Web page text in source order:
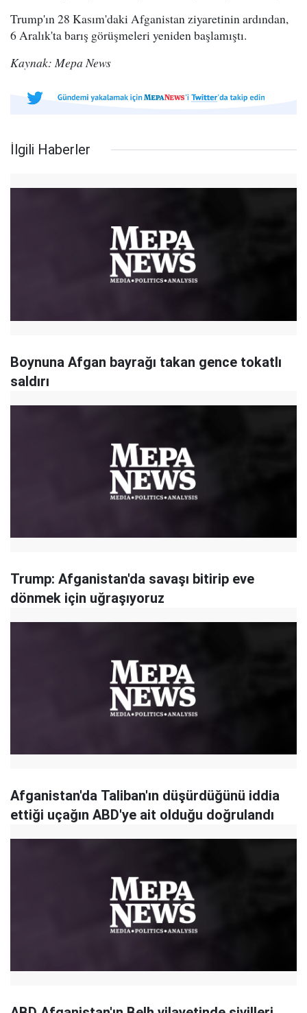
Trump'ın 28 Kasım'daki Afganistan ziyaretinin ardından,
6 Aralık'ta barış görüşmeleri yeniden başlamıştı.
Kaynak: Mepa News
İlgili Haberler
Boynuna Afgan bayrağı takan gence tokatlı
saldırı
Trump: Afganistan'da savaşı bitirip eve
dönmek için uğraşıyoruz
Afganistan'da Taliban'ın düşürdüğünü iddia
ettiği uçağın ABD'ye ait olduğu doğrulandı